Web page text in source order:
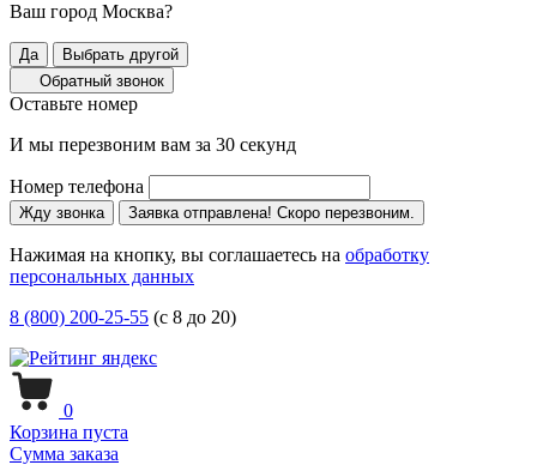
Ваш город Москва?
Да
Выбрать другой
Обратный звонок
Оставьте номер
И мы перезвоним вам за 30 секунд
Номер телефона
Жду звонка Заявка отправлена! Скоро перезвоним.
Нажимая на кнопку, вы соглашаетесь на обработку
персональных данных
8 (800) 200-25-55 (с 8 до 20)
0
Корзина пуста
Сумма заказа